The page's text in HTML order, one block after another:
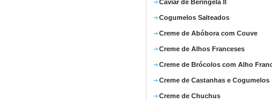
Caviar de Beringela II
Cogumelos Salteados
Creme de Abóbora com Couve
Creme de Alhos Franceses
Creme de Brócolos com Alho
Creme de Castanhas e Cogumelos
Creme de Chuchus